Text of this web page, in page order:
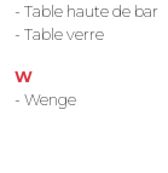
- Table haute de bar
- Table verre
W
- Wenge